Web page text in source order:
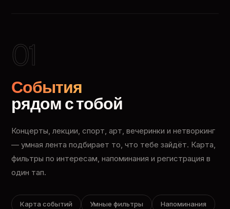
01
События
рядом с тобой
Концерты, лекции, спорт, арт, вечеринки и нетворкинг
— умная лента подбирает то, что тебе зайдёт. Карта,
фильтры по интересам, напоминания и регистрация в
один тап.
Карта событий Умные фильтры Напоминания